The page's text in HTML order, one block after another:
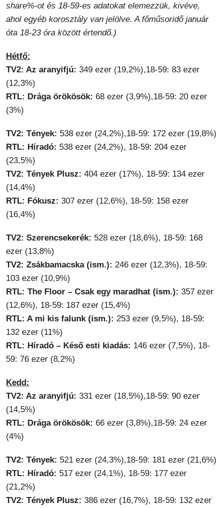
share%-ot és 18-59-es adatokat elemezzük, kivéve,
ahol egyéb korosztály van jelölve. A főműsoridő január
óta 18-23 óra között értendő.)
Hétfő:
TV2: Az aranyifjú: 349 ezer (19,2%),18-59: 83 ezer
(12,3%)
RTL: Drága örökösök: 68 ezer (3,9%),18-59: 20 ezer
(3%)
TV2: Tények: 538 ezer (24,2%),18-59: 172 ezer (19,8%)
RTL: Híradó: 538 ezer (24,2%), 18-59: 204 ezer
(23,5%)
TV2: Tények Plusz: 404 ezer (17%), 18-59: 134 ezer
(14,4%)
RTL: Fókusz: 307 ezer (12,6%), 18-59: 158 ezer
(16,4%)
TV2: Szerencsekerék: 528 ezer (18,6%), 18-59: 168
ezer (13,8%)
TV2: Zsákbamacska (ism.): 246 ezer (12,3%), 18-59:
103 ezer (10,9%)
RTL: The Floor – Csak egy maradhat (ism.): 357 ezer
(12,6%), 18-59: 187 ezer (15,4%)
RTL: A mi kis falunk (ism.): 253 ezer (9,5%), 18-59:
132 ezer (11%)
RTL: Híradó – Késő esti kiadás: 146 ezer (7,5%), 18-
59: 76 ezer (8,2%)
Kedd:
TV2: Az aranyifjú: 331 ezer (18,5%),18-59: 90 ezer
(14,5%)
RTL: Drága örökösök: 66 ezer (3,8%),18-59: 24 ezer
(4%)
TV2: Tények: 521 ezer (24,3%),18-59: 181 ezer (21,6%)
RTL: Híradó: 517 ezer (24,1%), 18-59: 177 ezer
(21,2%)
TV2: Tények Plusz: 386 ezer (16,7%), 18-59: 132 ezer